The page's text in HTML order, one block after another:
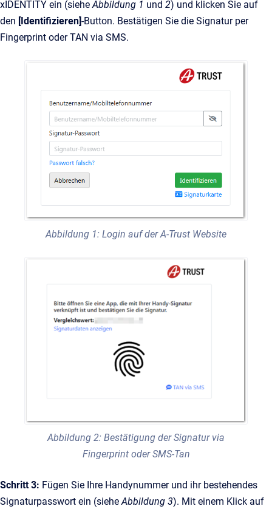
xIDENTITY ein (sieheAbbildung 1 und 2) und klicken Sie auf
den [Identifizieren]-Button. Bestätigen Sie die Signatur per
Fingerprint oder TAN via SMS.
Abbildung 1: Login auf der A-Trust Website
Abbildung 2: Bestätigung der Signatur via
Fingerprint oder SMS-Tan
Schritt 3: Fügen Sie Ihre Handynummer und ihr bestehendes
Signaturpasswort ein (siehe Abbildung 3). Mit einem Klick auf